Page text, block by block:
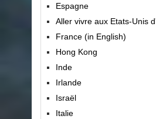
Espagne
Aller vivre aux Etats-Unis
France (in English)
Hong Kong
Inde
Irlande
Israël
Italie